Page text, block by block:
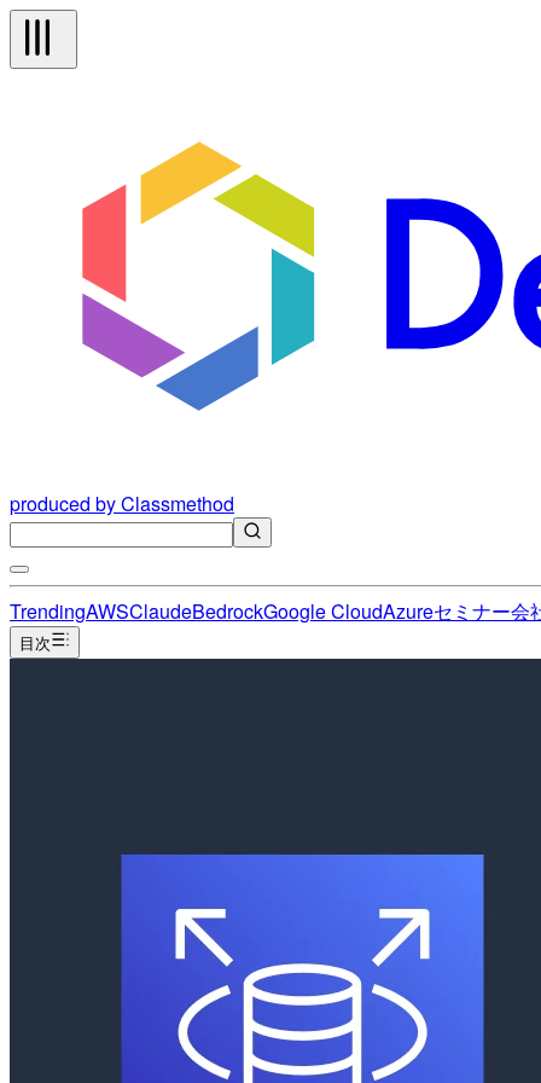
produced by Classmethod
TrendingAWSClaudeBedrockGoogle CloudAzureセミナー会
目次